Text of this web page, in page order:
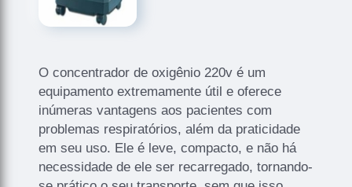
O concentrador de oxigênio 220v é um
equipamento extremamente útil e oferece
inúmeras vantagens aos pacientes com
problemas respiratórios, além da praticidade
em seu uso. Ele é leve, compacto, e não há
necessidade de ele ser recarregado, tornando-